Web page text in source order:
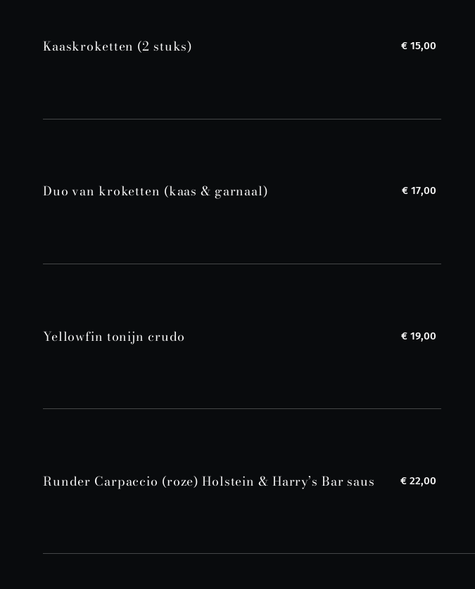
Kaaskroketten (2 stuks) € 15,00
Duo van kroketten (kaas & garnaal) € 17,00
Yellowfin tonijn crudo € 19,00
Runder Carpaccio (roze) Holstein & Harry’s Bar saus € 22,00